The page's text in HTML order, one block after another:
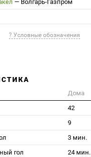
— Волгарь-Газпром
? Условные обозначения
Дома
42
9
3 мин.
гол
24 мин.